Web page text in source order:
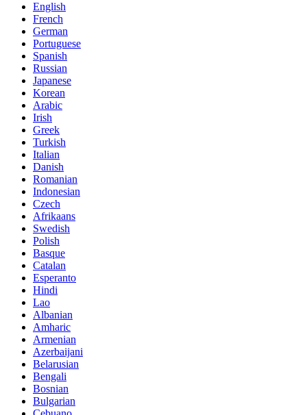
English
French
German
Portuguese
Spanish
Russian
Japanese
Korean
Arabic
Irish
Greek
Turkish
Italian
Danish
Romanian
Indonesian
Czech
Afrikaans
Swedish
Polish
Basque
Catalan
Esperanto
Hindi
Lao
Albanian
Amharic
Armenian
Azerbaijani
Belarusian
Bengali
Bosnian
Bulgarian